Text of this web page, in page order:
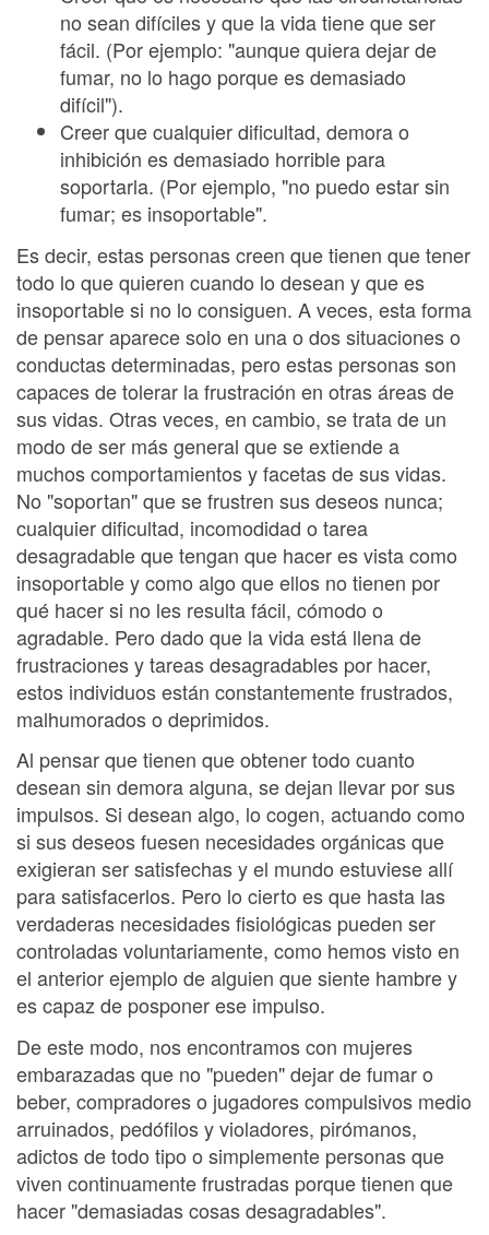
no sean difíciles y que la vida tiene que ser
fácil. (Por ejemplo: "aunque quiera dejar de
fumar, no lo hago porque es demasiado
difícil").
Creer que cualquier dificultad, demora o
inhibición es demasiado horrible para
soportarla. (Por ejemplo, "no puedo estar sin
fumar; es insoportable".
Es decir, estas personas creen que tienen que tener
todo lo que quieren cuando lo desean y que es
insoportable si no lo consiguen. A veces, esta forma
de pensar aparece solo en una o dos situaciones o
conductas determinadas, pero estas personas son
capaces de tolerar la frustración en otras áreas de
sus vidas. Otras veces, en cambio, se trata de un
modo de ser más general que se extiende a
muchos comportamientos y facetas de sus vidas.
No "soportan" que se frustren sus deseos nunca;
cualquier dificultad, incomodidad o tarea
desagradable que tengan que hacer es vista como
insoportable y como algo que ellos no tienen por
qué hacer si no les resulta fácil, cómodo o
agradable. Pero dado que la vida está llena de
frustraciones y tareas desagradables por hacer,
estos individuos están constantemente frustrados,
malhumorados o deprimidos.
Al pensar que tienen que obtener todo cuanto
desean sin demora alguna, se dejan llevar por sus
impulsos. Si desean algo, lo cogen, actuando como
si sus deseos fuesen necesidades orgánicas que
exigieran ser satisfechas y el mundo estuviese allí
para satisfacerlos. Pero lo cierto es que hasta las
verdaderas necesidades fisiológicas pueden ser
controladas voluntariamente, como hemos visto en
el anterior ejemplo de alguien que siente hambre y
es capaz de posponer ese impulso.
De este modo, nos encontramos con mujeres
embarazadas que no "pueden" dejar de fumar o
beber, compradores o jugadores compulsivos medio
arruinados, pedófilos y violadores, pirómanos,
adictos de todo tipo o simplemente personas que
viven continuamente frustradas porque tienen que
hacer "demasiadas cosas desagradables".